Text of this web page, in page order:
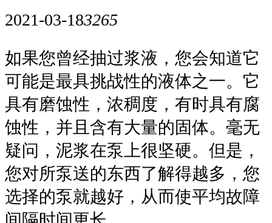
2021-03-183265
如果您曾经抽过浆液，您会知道它
可能是最具挑战性的液体之一。它
具有磨蚀性，浓稠度，有时具有腐
蚀性，并且含有大量的固体。毫无
疑问，泥浆在泵上很坚硬。但是，
您对所泵送的东西了解得越多，您
选择的泵就越好，从而使平均故障